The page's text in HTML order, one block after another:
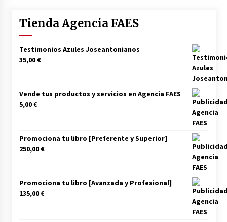
Tienda Agencia FAES
Testimonios Azules Joseantonianos
35,00€
Vende tus productos y servicios en Agencia FAES
5,00€
Promociona tu libro [Preferente y Superior]
250,00€
Promociona tu libro [Avanzada y Profesional]
135,00€